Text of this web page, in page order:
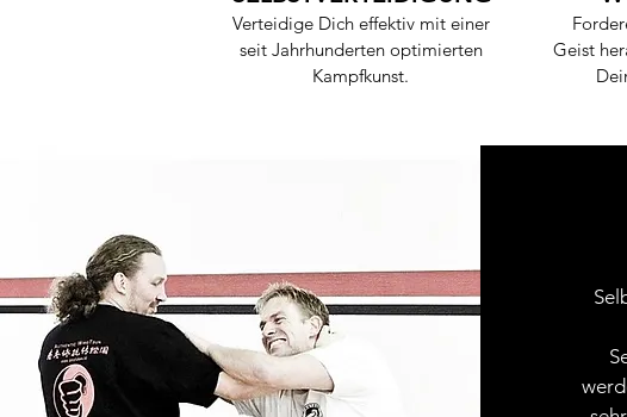
Verteidige Dich effektiv mit einer
seit Jahrhunderten optimierten
Kampfkunst.
Geist